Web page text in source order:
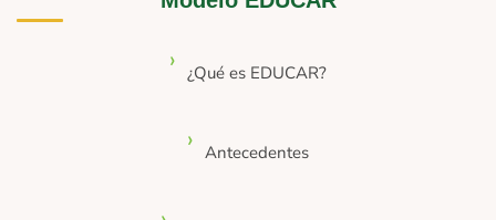
¿Qué es EDUCAR?
Antecedentes